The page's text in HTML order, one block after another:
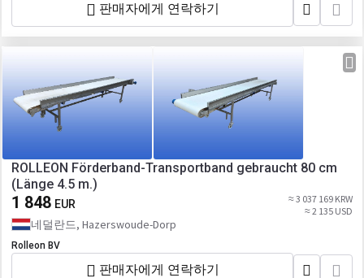
판매자에게 연락하기
ROLLEON Förderband-Transportband gebraucht 80 cm
(Länge 4.5 m.)
1 848 EUR
≈ 3 037 169 KRW
≈ 2 135 USD
네덜란드, Hazerswoude-Dorp
Rolleon BV
판매자에게 연락하기